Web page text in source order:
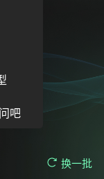
吧
换一批